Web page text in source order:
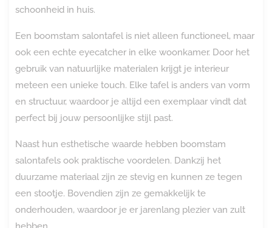
schoonheid in huis.
Een boomstam salontafel is niet alleen functioneel, maar
ook een echte eyecatcher in elke woonkamer. Door het
gebruik van natuurlijke materialen krijgt je interieur
meteen een unieke touch. Elke tafel is anders van vorm
en structuur, waardoor je altijd een exemplaar vindt dat
perfect bij jouw persoonlijke stijl past.
Naast hun esthetische waarde hebben boomstam
salontafels ook praktische voordelen. Dankzij het
duurzame materiaal zijn ze stevig en kunnen ze tegen
een stootje. Bovendien zijn ze gemakkelijk te
onderhouden, waardoor je er jarenlang plezier van zult